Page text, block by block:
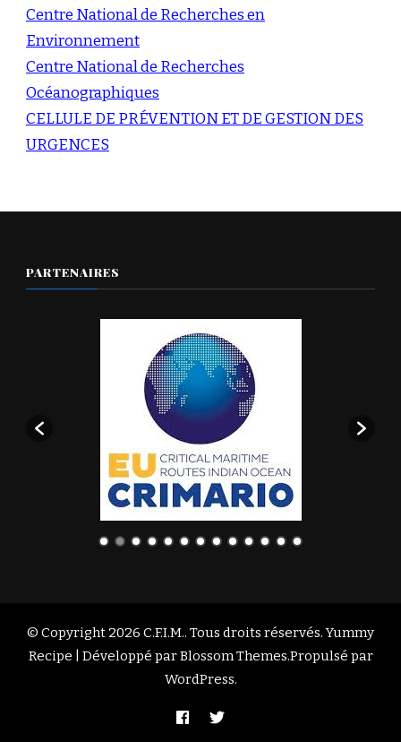
Centre National de Recherches en
Environnement
Centre National de Recherches
Océanographiques
CELLULE DE PRÉVENTION ET DE GESTION DES
URGENCES
PARTENAIRES
© Copyright 2026 C.F.I.M.. Tous droits réservés. Yummy
Recipe | Développé parBlossom Themes.Propulsé par
WordPress.